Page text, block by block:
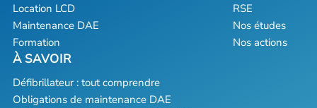
Location LCD
Maintenance DAE
Formation
RSE
Nos études
Nos actions
Défibrillateur : tout comprendre
Obligations de maintenance DAE